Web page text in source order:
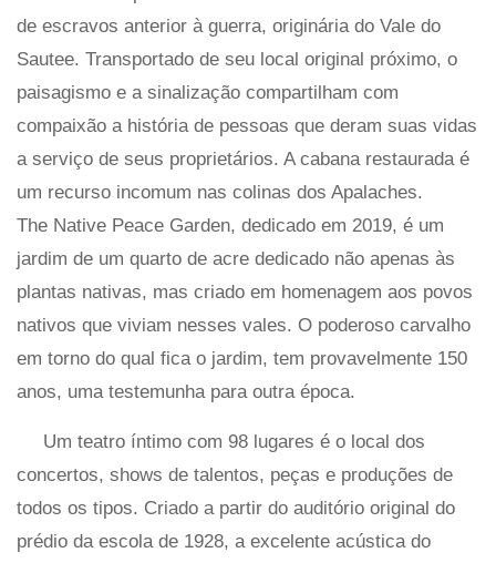
de escravos anterior à guerra, originária do Vale do
Sautee. Transportado de seu local original próximo, o
paisagismo e a sinalização compartilham com
compaixão a história de pessoas que deram suas vidas
a serviço de seus proprietários. A cabana restaurada é
um recurso incomum nas colinas dos Apalaches.
The Native Peace Garden, dedicado em 2019, é um
jardim de um quarto de acre dedicado não apenas às
plantas nativas, mas criado em homenagem aos povos
nativos que viviam nesses vales. O poderoso carvalho
em torno do qual fica o jardim, tem provavelmente 150
anos, uma testemunha para outra época.
Um teatro íntimo com 98 lugares é o local dos
concertos, shows de talentos, peças e produções de
todos os tipos. Criado a partir do auditório original do
prédio da escola de 1928, a excelente acústica do